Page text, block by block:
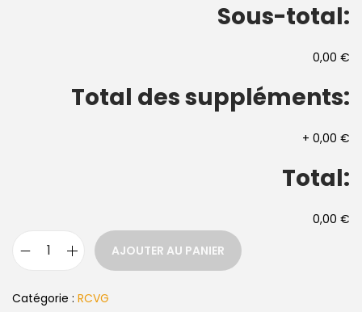
Sous-total:
0,00 €
Total des suppléments:
+ 0,00 €
Total:
0,00 €
AJOUTER AU PANIER
Catégorie : RCVG